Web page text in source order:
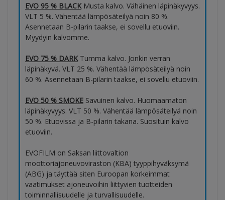
EVO 95 % BLACKMusta kalvo. Vähäinen läpinäkyvyys.
VLT 5 %. Vähentää lämpösäteilyä noin 80 %.
Asennetaan B-pilarin taakse, ei sovellu etuoviin.
Myydyin kalvomme.
EVO 75 % DARKTumma kalvo. Jonkin verran
läpinäkyvä. VLT 25 %. Vähentää lämpösäteilyä noin
60 %. Asennetaan B-pilarin taakse, ei sovellu etuoviin.
EVO 50 % SMOKE Savuinen kalvo. Huomaamaton
läpinäkyvyys. VLT 50 %. Vähentää lämpösäteilyä noin
50 %. Etuovissa ja B-pilarin takana. Suosituin kalvo
etuoviin.
EVOFILM on Saksan liittovaltion
moottoriajoneuvoviraston (KBA) tyyppihyväksymä
(ABG) ja täyttää siten Euroopan korkeimmat
vaatimukset ajoneuvoihin liittyvien tuotteiden
toiminnallisuudelle ja turvallisuudelle.